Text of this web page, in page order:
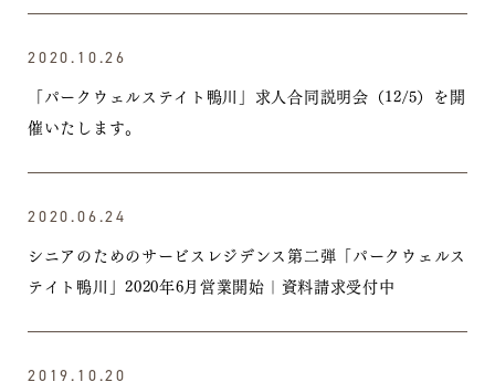
2020.10.26
「パークウェルステイト鴨川」求人合同説明会（12/5）を開
催いたします。
2020.06.24
シニアのためのサービスレジデンス第二弾「パークウェルス
テイト鴨川」2020年6月営業開始｜資料請求受付中
2019.10.20